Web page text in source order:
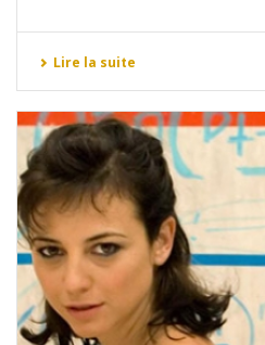
Lire la suite